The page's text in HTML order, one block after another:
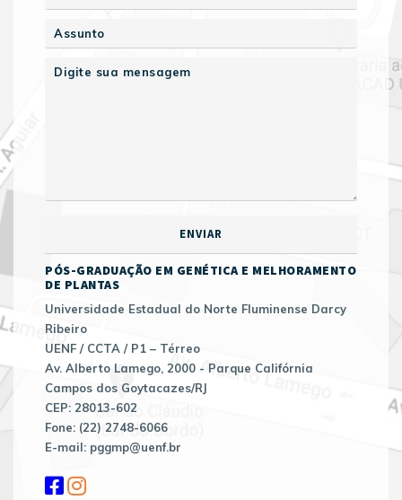
PÓS-GRADUAÇÃO EM GENÉTICA E MELHORAMENTO
DE PLANTAS
Universidade Estadual do Norte Fluminense Darcy
Ribeiro
UENF / CCTA / P1 – Térreo
Av. Alberto Lamego, 2000 - Parque Califórnia
Campos dos Goytacazes/RJ
CEP: 28013-602
Fone: (22) 2748-6066
E-mail: pggmp@uenf.br